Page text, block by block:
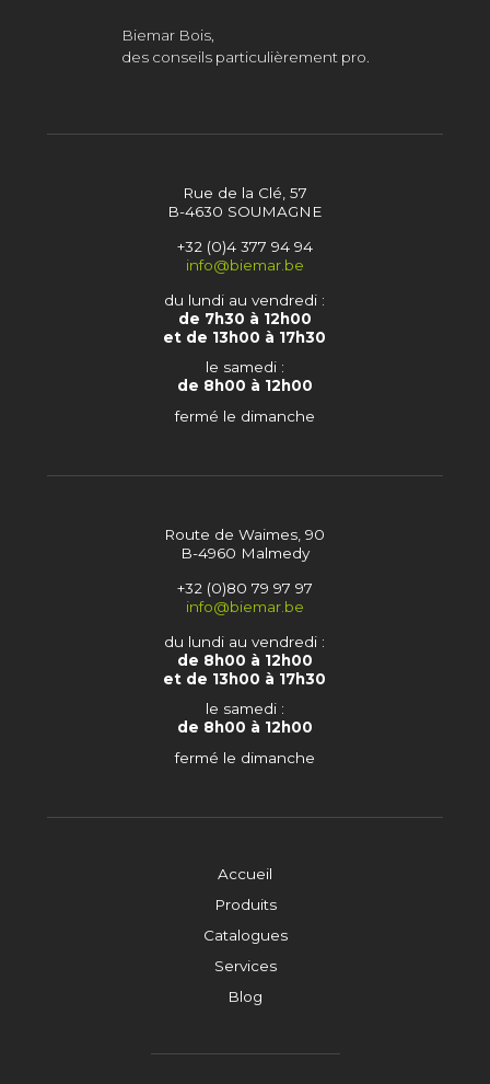
Biemar Bois,
des conseils particulièrement pro.
Accueil
Produits
Catalogues
Services
Blog
Rue de la Clé, 57
B-4630 SOUMAGNE
+32 (0)4 377 94 94
info@biemar.be
du lundi au vendredi :
de 7h30 à 12h00
et de 13h00 à 17h30
le samedi :
de 8h00 à 12h00
fermé le dimanche
Route de Waimes, 90
B-4960 Malmedy
+32 (0)80 79 97 97
info@biemar.be
du lundi au vendredi :
de 8h00 à 12h00
et de 13h00 à 17h30
le samedi :
de 8h00 à 12h00
fermé le dimanche